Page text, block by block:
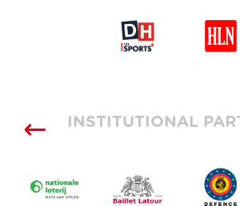
INSTITUTIONAL